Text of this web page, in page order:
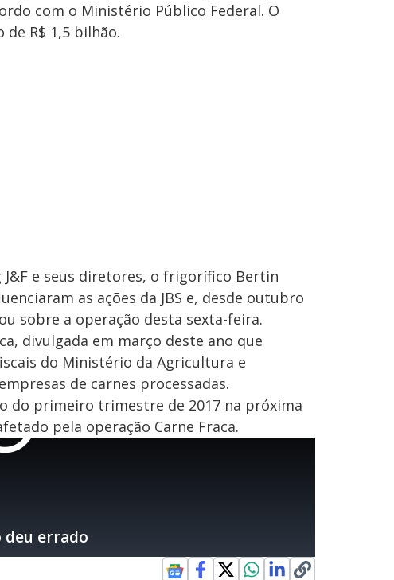
com o Ministério Público Federal. O
R$ 1,5 bilhão.
e seus diretores, o frigorífico Bertin
as ações da JBS e, desde outubro
sobre a operação desta sexta-feira.
divulgada em março deste ano que
do Ministério da Agricultura e
de carnes processadas.
do primeiro trimestre de 2017 na próxima
pela operação Carne Fraca.